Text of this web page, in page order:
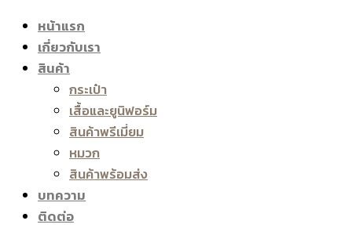
หน้าแรก
เกี่ยวกับเรา
สินค้า
กระเป๋า
เสื้อและยูนิฟอร์ม
สินค้าพรีเมี่ยม
หมวก
สินค้าพร้อมส่ง
บทความ
ติดต่อ